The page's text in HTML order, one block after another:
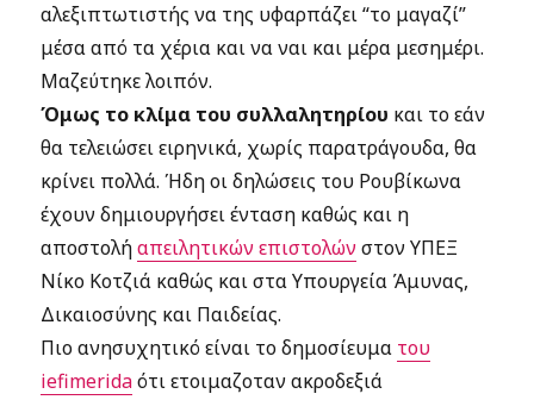
αλεξιπτωτιστής να της υφαρπάζει “το μαγαζί”
μέσα από τα χέρια και να ναι και μέρα μεσημέρι.
Μαζεύτηκε λοιπόν.
Όμως το κλίμα του συλλαλητηρίου και το εάν
θα τελειώσει ειρηνικά, χωρίς παρατράγουδα, θα
κρίνει πολλά. Ήδη οι δηλώσεις του Ρουβίκωνα
έχουν δημιουργήσει ένταση καθώς και η
αποστολήαπειλητικών επιστολώνστον ΥΠΕΞ
Νίκο Κοτζιά καθώς και στα Υπουργεία Άμυνας,
Δικαιοσύνης και Παιδείας.
Πιο ανησυχητικό είναι το δημοσίευμα του
iefimeridaότι ετοιμαζοταν ακροδεξιά